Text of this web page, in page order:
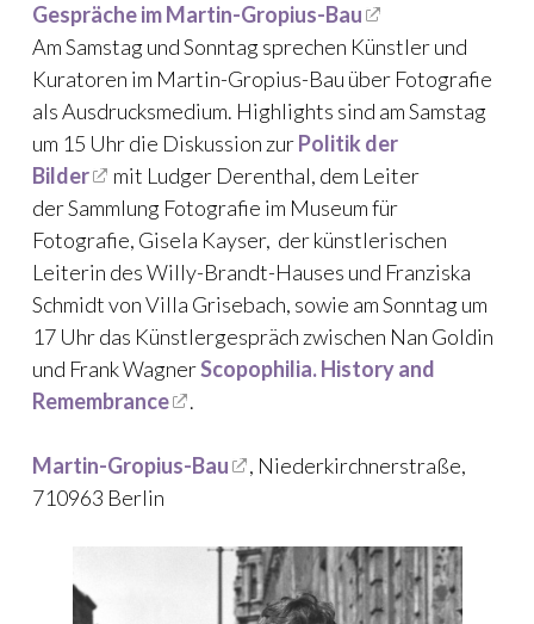
Gespräche im Martin-Gropius-Bau
Am Samstag und Sonntag sprechen Künstler und
Kuratoren im Martin-Gropius-Bau über Fotografie
als Ausdrucksmedium. Highlights sind am Samstag
um 15 Uhr die Diskussion zurPolitik der
Bilder
mit Ludger Derenthal, dem Leiter
der Sammlung Fotografie im Museum für
Fotografie, Gisela Kayser, der künstlerischen
Leiterin des Willy-Brandt-Hauses und Franziska
Schmidt von Villa Grisebach, sowie am Sonntag um
17 Uhr das Künstlergespräch zwischen Nan Goldin
und Frank WagnerScopophilia. History and
Remembrance
.
Martin-Gropius-Bau
, Niederkirchnerstraße,
710963 Berlin